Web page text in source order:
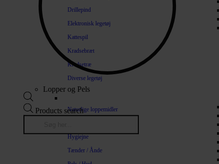
Drillepind
Elektronisk legetøj
Kattespil
Kradsebræt
Kradsetræ
Diverse legetøj
Lopper og Pels
Naturlige loppemidler
Hygiejne
Tænder / Ånde
Products search